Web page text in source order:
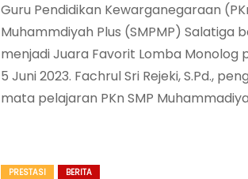
Guru Pendidikan Kewarganegaraan
Muhammdiyah Plus (SMPMP) Salatiga
menjadi Juara Favorit Lomba Monolog
5 Juni 2023. Fachrul Sri Rejeki, S.Pd.,
mata pelajaran PKn SMP
PRESTASI BERITA